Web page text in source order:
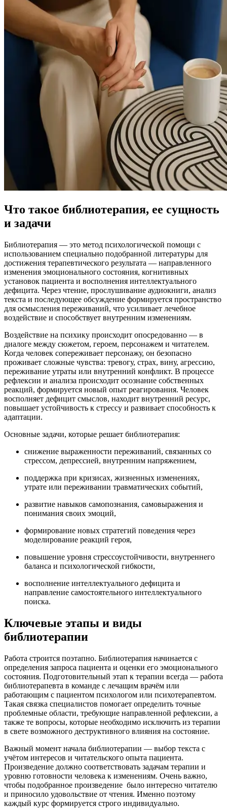
Что такое библиотерапия, ее сущность
и задачи
Библиотерапия — это метод психологической помощи с
использованием специально подобранной литературы для
достижения терапевтического результата — направленного
изменения эмоционального состояния, когнитивных
установок пациента и восполнения интеллектуального
дефицита. Через чтение, прослушивание аудиокниги, анализ
текста и последующее обсуждение формируется пространство
для осмысления переживаний, что усиливает лечебное
воздействие и способствует внутренним изменениям.
Воздействие на психику происходит опосредованно — в
диалоге между сюжетом, героем, персонажем и читателем.
Когда человек сопереживает персонажу, он безопасно
проживает сложные чувства: тревогу, страх, вину, агрессию,
переживание утраты или внутренний конфликт. В процессе
рефлексии и анализа происходит осознание собственных
реакций, формируется новый опыт реагирования. Человек
восполняет дефицит смыслов, находит внутренний ресурс,
повышает устойчивость к стрессу и развивает способность к
адаптации.
Основные задачи, которые решает библиотерапия:
снижение выраженности переживаний, связанных со
стрессом, депрессией, внутренним напряжением,
поддержка при кризисах, жизненных изменениях,
утрате или переживании травматических событий,
развитие навыков самопознания, самовыражения и
понимания своих эмоций,
формирование новых стратегий поведения через
моделирование реакций героя,
повышение уровня стрессоустойчивости, внутреннего
баланса и психологической гибкости,
восполнение интеллектуального дефицита и
направление самостоятельного интеллектуального
поиска.
Ключевые этапы и виды
библиотерапии
Работа строится поэтапно. Библиотерапия начинается с
определения запроса пациента и оценки его эмоционального
состояния. Подготовительный этап к терапии всегда — работа
библиотерапевта в команде с лечащим врачём или
работающим с пациентом психологом или психотерапевтом.
Такая связка специалистов помогает определить точные
проблемные области, требующие направленной рефлексии, а
также те вопросы, которые необходимо исключить из терапии
в свете возможного деструктивного влияния на состояние.
Важный момент начала библиотерапии — выбор текста с
учётом интересов и читательского опыта пациента.
Произведение должно соответствовать задачам терапии и
уровню готовности человека к изменениям. Очень важно,
чтобы подобранное произведение было интересно читателю
и приносило удовольствие от чтения. Именно поэтому
каждый курс формируется строго индивидуально.